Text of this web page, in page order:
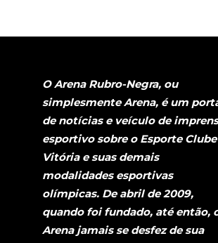
O Arena Rubro-Negra, ou
simplesmente Arena, é um
de notícias e veículo de
esportivo sobre o Esporte Clube
Vitória e suas demais
modalidades esportivas
olímpicas. De abril de 2009,
quando foi fundado, até então,
Arena jamais se desfez de sua